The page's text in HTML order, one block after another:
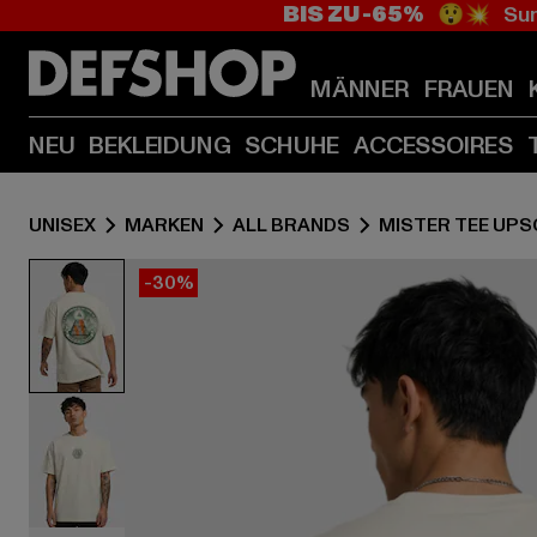
BIS ZU -65% 😲💥
MÄNNER FRAUEN
NEU BEKLEIDUNG SCHUHE ACCESSOIRES
UNISEX MARKEN ALL BRANDS MISTER TEE
-30%